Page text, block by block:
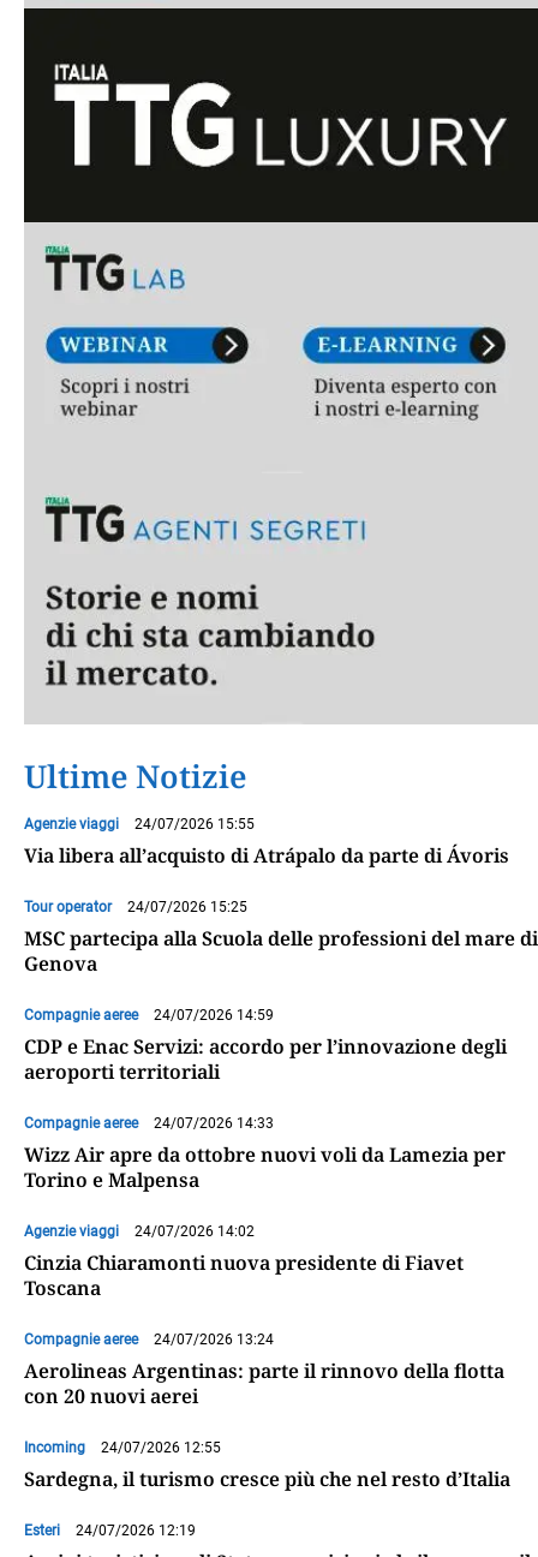
Ultime Notizie
Agenzie viaggi 24/07/2026 15:55
Via libera all’acquisto di Atrápalo da parte di Ávoris
Tour operator 24/07/2026 15:25
MSC partecipa alla Scuola delle professioni del mare di
Genova
Compagnie aeree 24/07/2026 14:59
CDP e Enac Servizi: accordo per l’innovazione degli
aeroporti territoriali
Compagnie aeree 24/07/2026 14:33
Wizz Air apre da ottobre nuovi voli da Lamezia per
Torino e Malpensa
Agenzie viaggi 24/07/2026 14:02
Cinzia Chiaramonti nuova presidente di Fiavet
Toscana
Compagnie aeree 24/07/2026 13:24
Aerolineas Argentinas: parte il rinnovo della flotta
con 20 nuovi aerei
Incoming 24/07/2026 12:55
Sardegna, il turismo cresce più che nel resto d’Italia
Esteri 24/07/2026 12:19